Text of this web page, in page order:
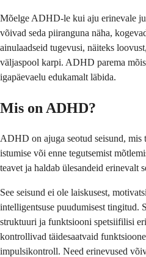
Mõelge ADHD-le kui aju erinevale
võivad seda piiranguna näha,
ainulaadseid tugevusi, näiteks
väljaspool karpi. ADHD parema
igapäevaelu edukamalt läbida.
Mis on ADHD?
ADHD on ajuga seotud seisund, mis
istumise või enne tegutsemist
teavet ja haldab ülesandeid erinevalt
See seisund ei ole laiskusest,
intelligentsuse puudumisest tingitud.
struktuuri ja funktsiooni spetsiifilisi
kontrollivad täidesaatvaid
impulsikontroll. Need erinevused